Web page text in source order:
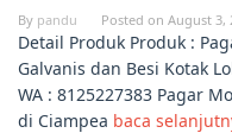
By pandu Posted on August 3,
Detail Produk Produk :
Galvanis dan Besi Kotak
WA : 8125227383 Pagar
di Ciampea baca